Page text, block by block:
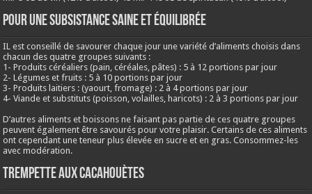
Pour une subsistance saine et équilibrée
IL est conseillé de savourer chaque jour une variété d’aliments choisis dans
chacun des quatre groupes suivants :
1- Produits céréaliers (pain, céréales, pâtes) : 5 à 12 portions par jour
2- Légumes et fruits : 5 à 10 portions par jour
3- Produits laitiers : (yaourt, fromage) : 2 à 4 portions par jour
4- Viande et substituts (poisson, volailles, haricots) : 2 à 3 portions par jour
D’autres aliments et boissons ne faisant pas partie de ces quatre groupes
peuvent également être savourés pour votre plaisir. Certains de ces aliments
ont cependant une teneur plus élevée en sucre et en gras. Consommez-les
avec modération.
Trempette aux cacahouètes